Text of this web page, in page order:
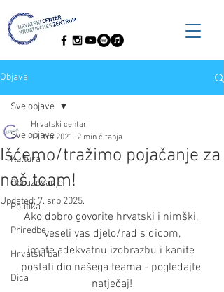
Objava
Sve objave
Kultura
Obrazovanje
Politika
Priredbe
Hrvatski bal
Dica
Sve objave
Išćemo/tražimo pojačanje za
naš team!
Hrvatski centar
13. tra 2021. 2 min čitanja
Updated: 7. srp 2025.
Ako dobro govorite hrvatski i nimški,
veseli vas djelo/rad s dicom,
imate adekvatnu izobrazbu i kanite
postati dio našega teama - pogledajte
natječaj!